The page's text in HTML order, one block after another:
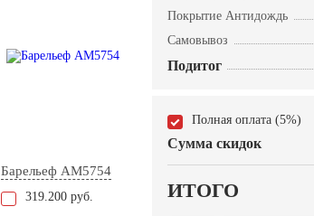
Барельеф AM5754
319.200 руб.
Покрытие Антидождь
Самовывоз
Подитог
Полная оплата (5%)
Сумма скидок
ИТОГО